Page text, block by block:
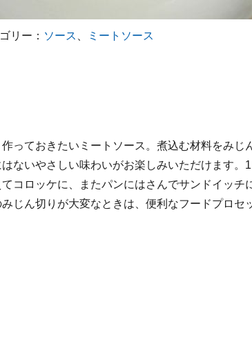
リー： ソース ミートソース
っておきたいミートソース。煮込む材料をみじ
ないやさしい味わいがお楽しみいただけます。
コロッケに、またパンにはさんでサンドイッチ
じん切りが大変なときは、便利なフードプロセ